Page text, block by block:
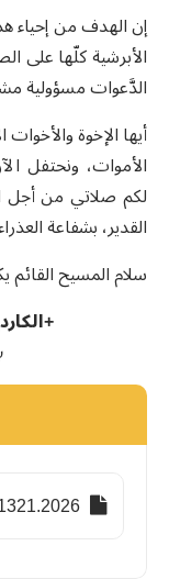
إن الهدف من إحياء
الأبرشية كلّها على
الدَّعوات مسؤولية
أيها الإخوة
الأموات، ونحتفل
لكم صلاتي من أجل
القدير، بشفاعة
سلام المسيح القائم